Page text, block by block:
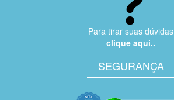
Para tirar suas dúvidas
clique aqui..
SEGURANÇA